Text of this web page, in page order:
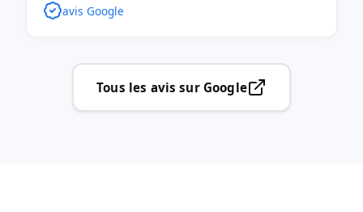
avis Google
Tous les avis sur Google